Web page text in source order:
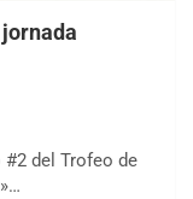
jornada
del Trofeo de